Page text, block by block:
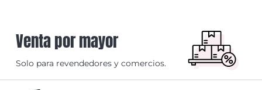
Venta por mayor
Solo para revendedores y comercios.